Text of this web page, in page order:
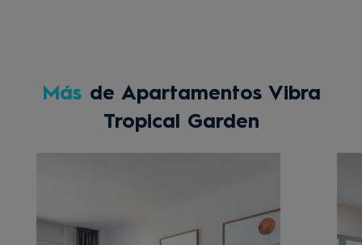
Másde Apartamentos Vibra
Tropical Garden